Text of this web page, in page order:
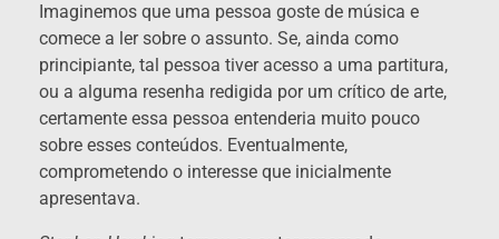
Imaginemos que uma pessoa goste de música e
comece a ler sobre o assunto. Se, ainda como
principiante, tal pessoa tiver acesso a uma partitura,
ou a alguma resenha redigida por um crítico de arte,
certamente essa pessoa entenderia muito pouco
sobre esses conteúdos. Eventualmente,
comprometendo o interesse que inicialmente
apresentava.